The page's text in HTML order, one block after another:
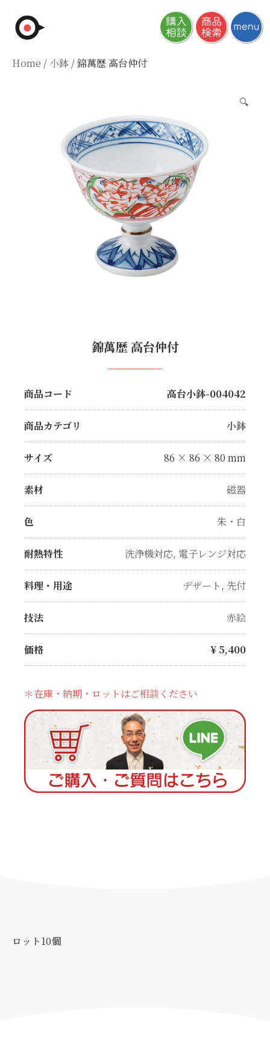
Home / 小鉢 / 錦萬歴 高台仲付
🔍
錦萬歴 高台仲付
商品コード 高台小鉢-004042
商品カテゴリ 小鉢
サイズ 86 × 86 × 80 mm
素材 磁器
色 朱・白
耐熱特性 洗浄機対応, 電子レンジ対応
料理・用途 デザート, 先付
技法 赤絵
価格 ¥ 5,400
＊在庫・納期・ロットはご相談ください
ロット10個